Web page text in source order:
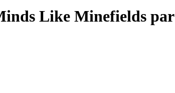
Like Minefields par